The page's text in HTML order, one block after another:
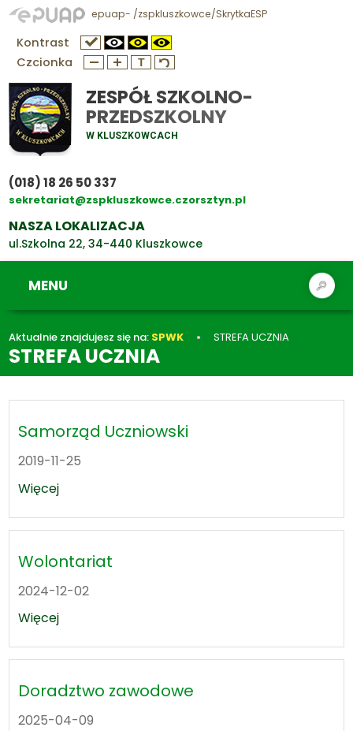
epuap- /zspkluszkowce/SkrytkaESP
Kontrast
Czcionka
ZESPÓŁ SZKOLNO-
PRZEDSZKOLNY
W KLUSZKOWCACH
(018) 18 26 50 337
sekretariat@zspkluszkowce.czorsztyn.pl
NASZA LOKALIZACJA
ul.Szkolna 22, 34-440 Kluszkowce
Aktualnie znajdujesz się na: SPWK STREFA UCZNIA
STREFA UCZNIA
MENU
Samorząd Uczniowski
2019-11-25
Więcej
Wolontariat
2024-12-02
Więcej
Doradztwo zawodowe
2025-04-09